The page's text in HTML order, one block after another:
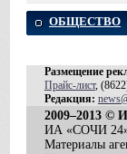
ОБЩЕСТВО
Размещение
Прайс-лист,
Редакция:
2009–2013 ©
ИА «СОЧИ
Материалы